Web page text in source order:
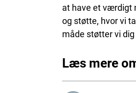
at have et værdigt
og støtte, hvor vi
måde støtter vi
Læs mere